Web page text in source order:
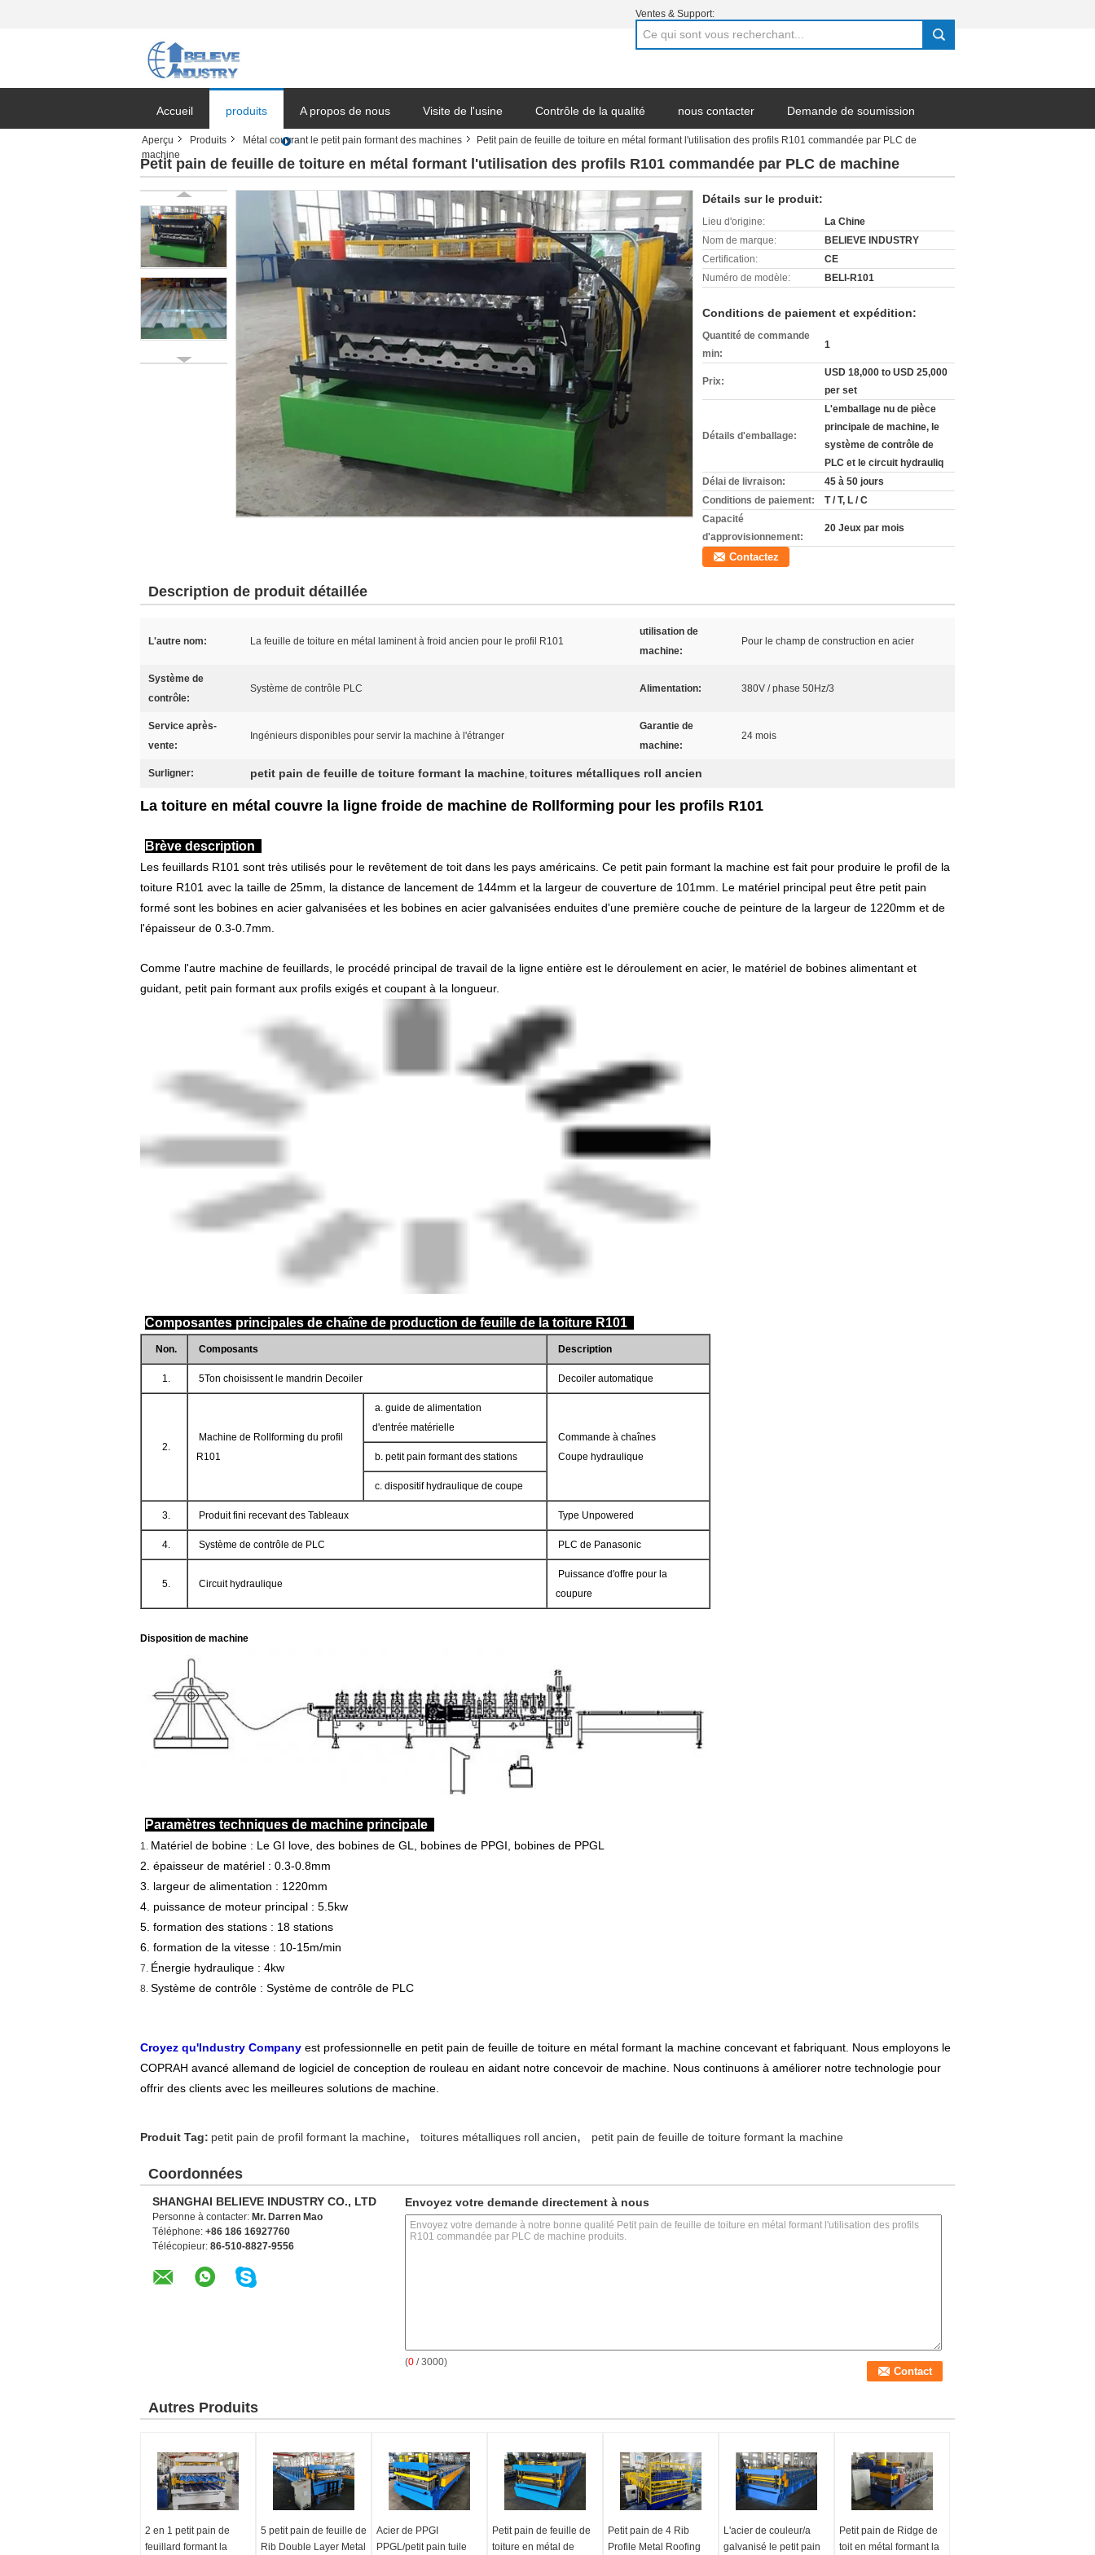
Ventes & Support:
search
Accueil produits A propos de nous Visite de l'usine Contrôle de la qualité nous contacter Demande de soumission
Nouvelles de société
Aperçu Produits Métal couvrant le petit pain formant des machines
Petit pain de feuille de toiture en métal formant l'utilisation des profils R101 commandée par PLC de
machine
Petit pain de feuille de toiture en métal formant l'utilisation des profils R101 commandée par PLC de machine
Détails sur le produit:
Lieu d'origine:
La Chine
Nom de marque:
BELIEVE INDUSTRY
Certification:
CE
Numéro de modèle:
BELI-R101
Conditions de paiement et expédition:
Quantité de commande
min:
1
Prix:
USD 18,000 to USD 25,000
per set
Détails d'emballage:
L'emballage nu de pièce
principale de machine, le
système de contrôle de
PLC et le circuit hydrauliq
Délai de livraison:
45 à 50 jours
Conditions de paiement:
T / T, L / C
Capacité
d'approvisionnement:
20 Jeux par mois
Contactez
Description de produit détaillée
L'autre nom: La feuille de toiture en métal laminent à froid ancien pour le profil R101
utilisation de
machine:
Pour le champ de construction en acier
Système de
contrôle:
Système de contrôle PLC Alimentation: 380V / phase 50Hz/3
Service après-
vente:
Ingénieurs disponibles pour servir la machine à l'étranger
Garantie de
machine:
24 mois
Surligner: petit pain de feuille de toiture formant la machine, toitures métalliques roll ancien
La toiture en métal couvre la ligne froide de machine de Rollforming pour les profils R101
Brève description
Les feuillards R101 sont très utilisés pour le revêtement de toit dans les pays américains. Ce petit pain formant la machine est fait pour produire le profil de la
toiture R101 avec la taille de 25mm, la distance de lancement de 144mm et la largeur de couverture de 101mm. Le matériel principal peut être petit pain
formé sont les bobines en acier galvanisées et les bobines en acier galvanisées enduites d'une première couche de peinture de la largeur de 1220mm et de
l'épaisseur de 0.3-0.7mm.
Comme l'autre machine de feuillards, le procédé principal de travail de la ligne entière est le déroulement en acier, le matériel de bobines alimentant et
guidant, petit pain formant aux profils exigés et coupant à la longueur.
Composantes principales de chaîne de production de feuille de la toiture R101
Non. Composants Description
1. 5Ton choisissent le mandrin Decoiler Decoiler automatique
2.
Machine de Rollforming du profil
R101
a. guide de alimentation
d'entrée matérielle
Commande à chaînes
Coupe hydraulique
b. petit pain formant des stations
c. dispositif hydraulique de coupe
3. Produit fini recevant des Tableaux Type Unpowered
4. Système de contrôle de PLC PLC de Panasonic
5. Circuit hydraulique
Puissance d'offre pour la
coupure
Disposition de machine
Paramètres techniques de machine principale
1. Matériel de bobine : Le GI love, des bobines de GL, bobines de PPGI, bobines de PPGL
2. épaisseur de matériel : 0.3-0.8mm
3. largeur de alimentation : 1220mm
4. puissance de moteur principal : 5.5kw
5. formation des stations : 18 stations
6. formation de la vitesse : 10-15m/min
7. Énergie hydraulique : 4kw
8. Système de contrôle : Système de contrôle de PLC
Croyez qu'Industry Company est professionnelle en petit pain de feuille de toiture en métal formant la machine concevant et fabriquant. Nous employons le
COPRAH avancé allemand de logiciel de conception de rouleau en aidant notre concevoir de machine. Nous continuons à améliorer notre technologie pour
offrir des clients avec les meilleures solutions de machine.
Produit Tag: petit pain de profil formant la machine, toitures métalliques roll ancien, petit pain de feuille de toiture formant la machine
Coordonnées
SHANGHAI BELIEVE INDUSTRY CO., LTD
Personne à contacter: Mr. Darren Mao
Téléphone: +86 186 16927760
Télécopieur: 86-510-8827-9556
Envoyez votre demande directement à nous
(0 / 3000)
Autres Produits
2 en 1 petit pain de
feuillard formant la
5 petit pain de feuille de
Rib Double Layer Metal
Acier de PPGI
PPGL/petit pain tuile
Petit pain de feuille de
toiture en métal de
Petit pain de 4 Rib
Profile Metal Roofing
L'acier de couleur/a
galvanisé le petit pain
Petit pain de Ridge de
toit en métal formant la